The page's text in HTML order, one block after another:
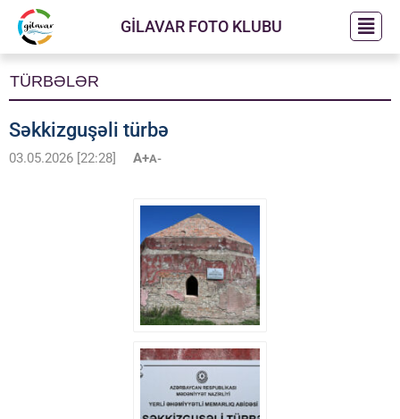
GİLAVAR FOTO KLUBU
TÜRBƏLƏR
Səkkizguşəli türbə
03.05.2026 [22:28] A+A-